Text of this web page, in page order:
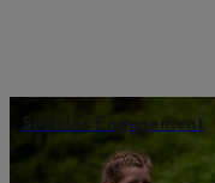
Soziales Engagement